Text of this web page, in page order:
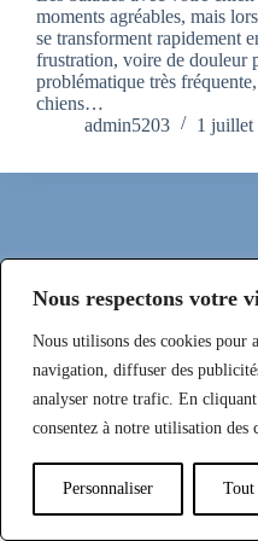
Nous respectons votre
Nous utilisons des cookies pour
navigation, diffuser des
analyser notre trafic. En
consentez à notre utilisation des
Personnaliser Tout
moments agréables, mais
se transforment rapidement
frustration, voire de douleur
problématique très
chiens…
admin5203
1 juillet
Mentions légales et
Téléphone